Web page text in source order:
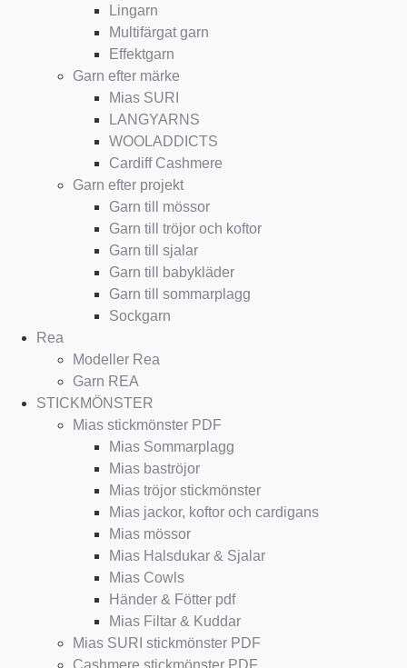
Lingarn
Multifärgat garn
Effektgarn
Garn efter märke
Mias SURI
LANGYARNS
WOOLADDICTS
Cardiff Cashmere
Garn efter projekt
Garn till mössor
Garn till tröjor och koftor
Garn till sjalar
Garn till babykläder
Garn till sommarplagg
Sockgarn
Rea
Modeller Rea
Garn REA
STICKMÖNSTER
Mias stickmönster PDF
Mias Sommarplagg
Mias baströjor
Mias tröjor stickmönster
Mias jackor, koftor och cardigans
Mias mössor
Mias Halsdukar & Sjalar
Mias Cowls
Händer & Fötter pdf
Mias Filtar & Kuddar
Mias SURI stickmönster PDF
Cashmere stickmönster PDF